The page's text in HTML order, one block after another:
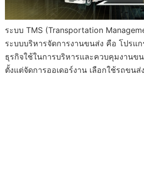
ระบบ TMS (Transportation
ระบบบริหารจัดการงานขนส่ง คือ โปรแ
ธุรกิจใช้ในการบริหารและควบคุมงานข
ตั้งแต่จัดการออเดอร์งาน เลือกใช้รถขนส่ง